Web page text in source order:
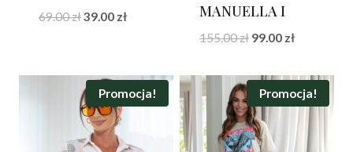
69.00złPierwotna
69.00 zł.
39.00 złAktualna
39.00 zł.
MANUELLA I
155.00zł Pierwotna
wynosiła:
155.00 zł.
99.00 złAktualna
wynosi:
99.00 zł.
Promocja! Promocja!